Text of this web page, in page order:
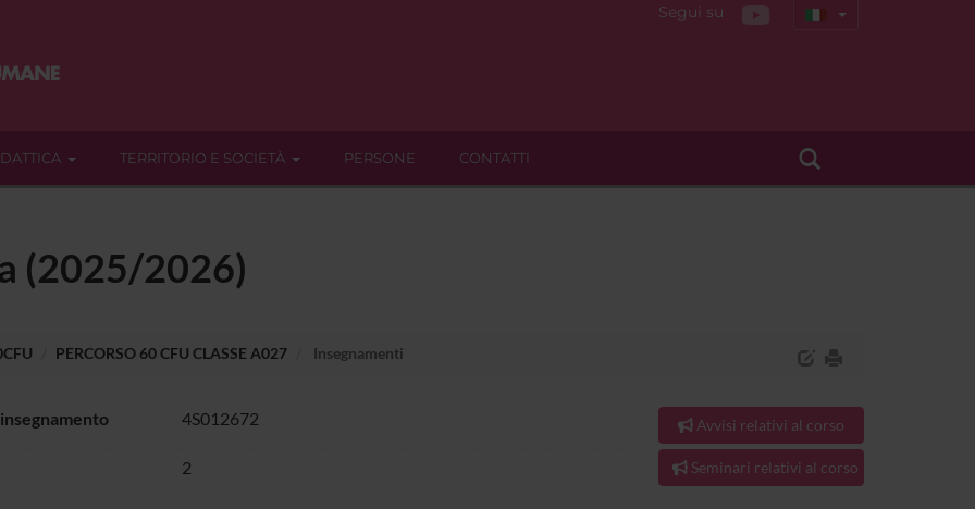
Segui su
TERRITORIO E SOCIETÀ PERSONE CONTATTI
(2025/2026)
PERCORSO 60 CFU CLASSE A027 Insegnamenti
4S012672
2
Avvisi relativi al corso
Seminari relativi al corso